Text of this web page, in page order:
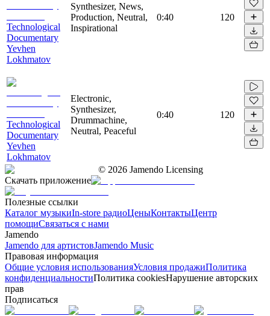
Technological
Documentary
Yevhen
Lokhmatov
Synthesizer, News,
Production, Neutral,
Inspirational
0:40 120
Technological
Documentary
Yevhen
Lokhmatov
Electronic,
Synthesizer,
Drummachine,
Neutral, Peaceful
0:40 120
© 2026 Jamendo Licensing
Скачать приложение
Полезные ссылки
Каталог музыкиIn-store радиоЦеныКонтактыЦентр
помощиСвязаться с нами
Jamendo
Jamendo для артистовJamendo Music
Правовая информация
Общие условия использованияУсловия продажиПолитика
конфиденциальностиПолитика cookiesНарушение авторских
прав
Подписаться